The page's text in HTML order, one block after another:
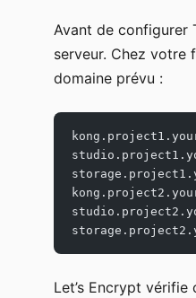
Avant de configurer
serveur. Chez votre
domaine prévu :
Let’s Encrypt